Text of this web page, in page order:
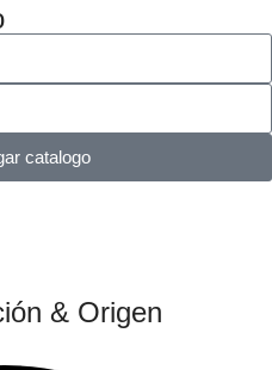
catalogo
& Origen